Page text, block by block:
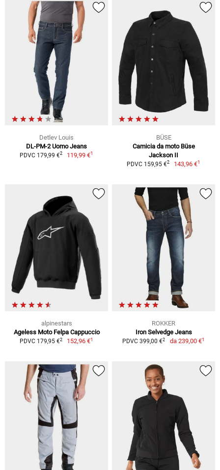
Detlev Louis
DL-PM-2 Uomo Jeans
PDVC 179,99 €2 119,99 €1
BÜSE
Camicia da moto Büse
Jackson II
PDVC 159,95 €2 143,96 €1
alpinestars
Ageless Moto Felpa Cappuccio
PDVC 179,95 €2 152,96 €1
ROKKER
Iron Selvedge Jeans
PDVC 399,00 €2 da 239,00 €1